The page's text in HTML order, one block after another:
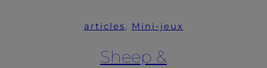
articles, Mini-jeux
Sheep &